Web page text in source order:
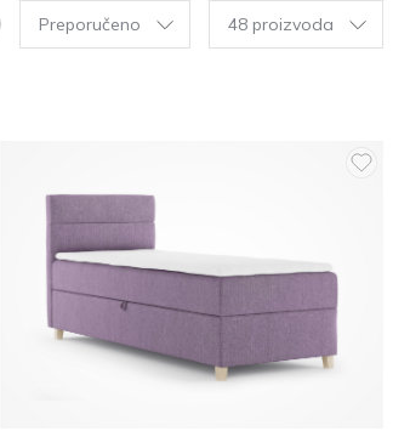
Preporučeno 48 proizvoda